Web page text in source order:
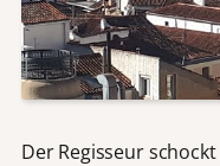
Der Regisseur